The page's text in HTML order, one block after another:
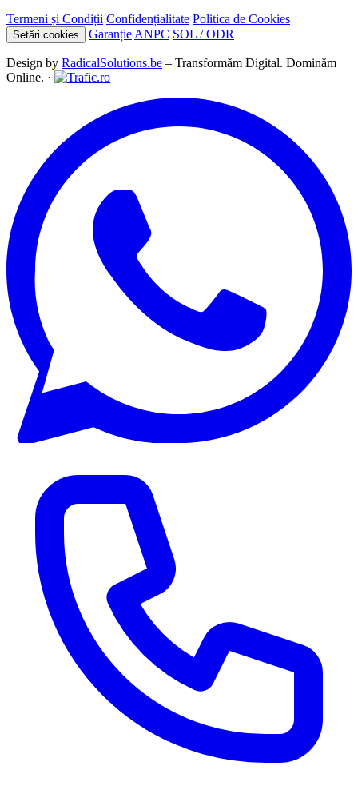
Termeni și Condiții Confidențialitate Politica de Cookies
Setări cookies Garanție ANPC SOL / ODR
Design by RadicalSolutions.be – Transformăm Digital. Dominăm
Online. ·